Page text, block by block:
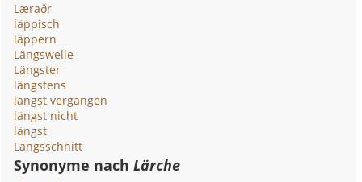
Læraðr
läppisch
läppern
Längswelle
Längster
längstens
längst vergangen
längst nicht
längst
Längsschnitt
Synonyme nachLärche